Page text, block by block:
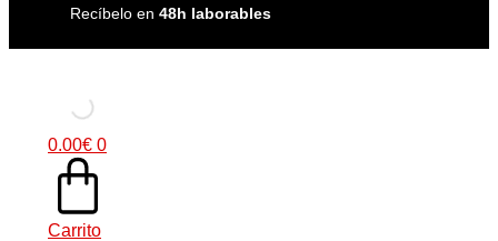
Recíbelo en 48h laborables
0.00€ 0
Carrito